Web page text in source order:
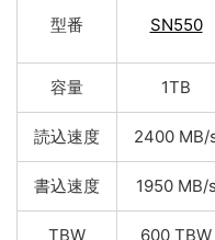
型番 SN550
容量 1TB
読込速度 2400 MB/
書込速度 1950 MB/s
TBW 600 TBW